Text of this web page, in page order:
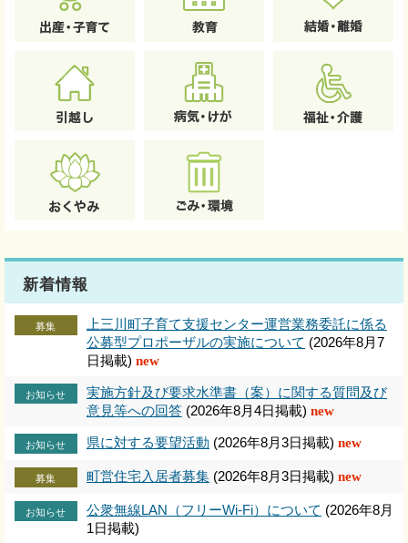
新着情報
募集
上三川町子育て支援センター運営業務委託に係る
公募型プロポーザルの実施について (2026年8月7
日掲載) new
お知らせ
実施方針及び要求水準書（案）に関する質問及び
意見等への回答 (2026年8月4日掲載) new
お知らせ 県に対する要望活動 (2026年8月3日掲載) new
募集 町営住宅入居者募集 (2026年8月3日掲載) new
お知らせ 公衆無線LAN（フリーWi-Fi）について (2026年8月
1日掲載)